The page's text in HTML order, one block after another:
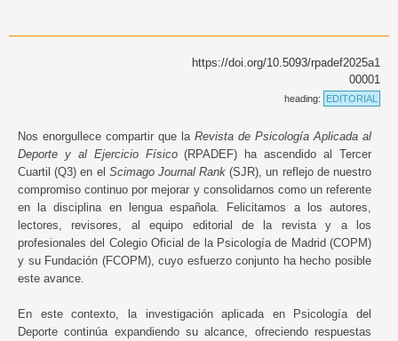
https://doi.org/10.5093/rpadef2025a1
00001
heading: EDITORIAL
Nos enorgullece compartir que la Revista de Psicología Aplicada al
Deporte y al Ejercicio Físico(RPADEF) ha ascendido al Tercer
Cuartil (Q3) en el Scimago Journal Rank (SJR), un reflejo de nuestro
compromiso continuo por mejorar y consolidarnos como un referente
en la disciplina en lengua española. Felicitamos a los autores,
lectores, revisores, al equipo editorial de la revista y a los
profesionales del Colegio Oficial de la Psicología de Madrid (COPM)
y su Fundación (FCOPM), cuyo esfuerzo conjunto ha hecho posible
este avance.
En este contexto, la investigación aplicada en Psicología del
Deporte continúa expandiendo su alcance, ofreciendo respuestas